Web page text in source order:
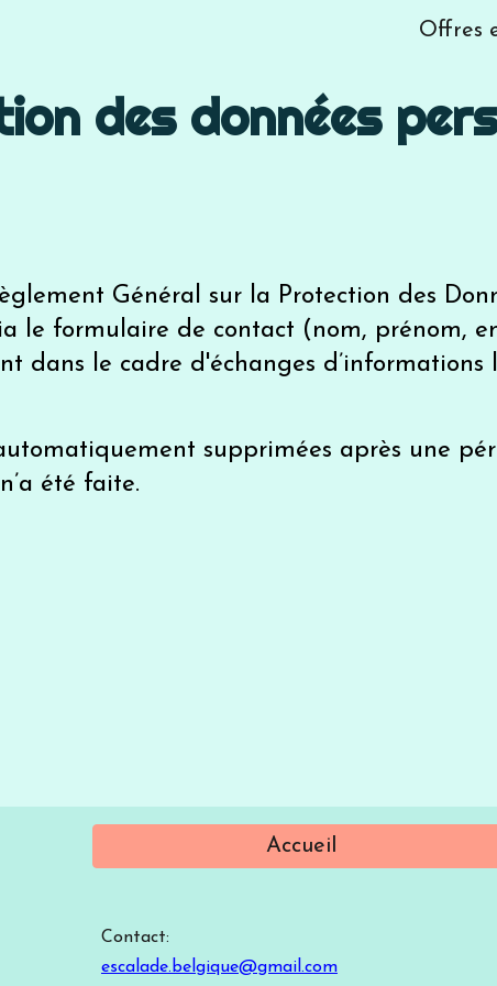
Skip to
Offres
des données
Général sur la Protection des
le formulaire de contact (nom, prénom,
dans le cadre d'échanges d’informations
supprimées après une
été faite.
Accueil
Contact:
escalade.belgique@gmail.com